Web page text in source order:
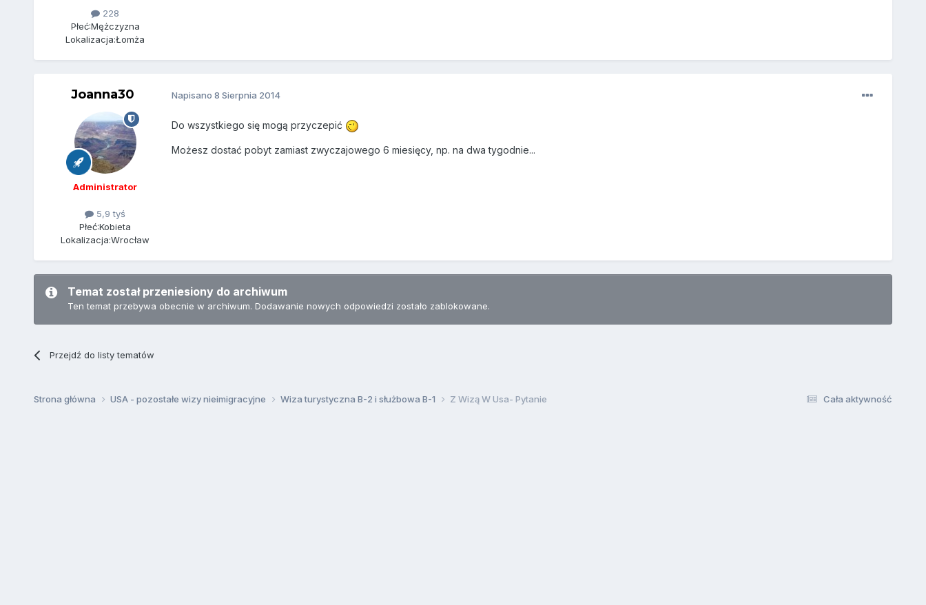
228
Płeć:Mężczyzna
Lokalizacja:Łomża
Joanna30
Administrator
5,9 tyś
Płeć:Kobieta
Lokalizacja:Wrocław
Napisano 8 Sierpnia 2014
Do wszystkiego się mogą przyczepić
Możesz dostać pobyt zamiast zwyczajowego 6 miesięcy, np. na dwa tygodnie...
Temat został przeniesiony do archiwum
Ten temat przebywa obecnie w archiwum. Dodawanie nowych odpowiedzi zostało zablokowane.
Przejdź do listy tematów
Cała aktywność
Strona główna USA - pozostałe wizy nieimigracyjne Wiza turystyczna B-2 i służbowa B-1 Z Wizą W Usa- Pytanie